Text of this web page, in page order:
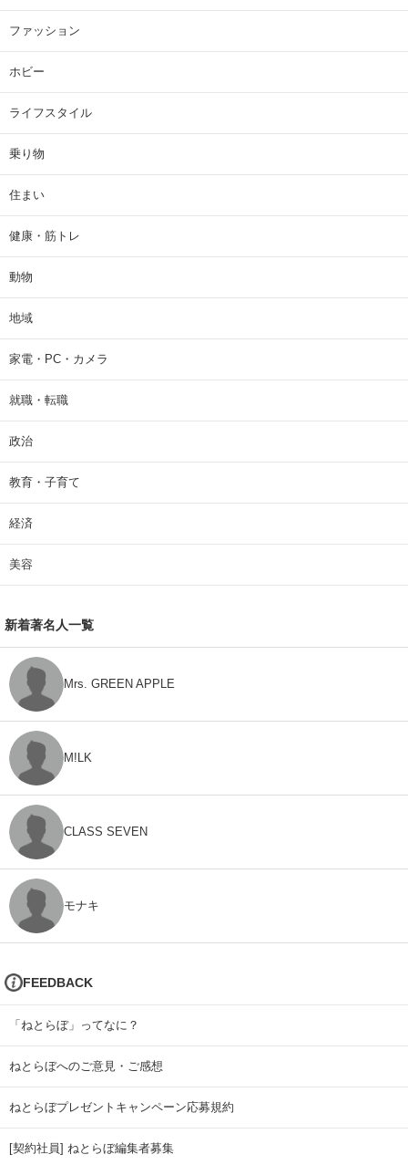
ファッション
ホビー
ライフスタイル
乗り物
住まい
健康・筋トレ
動物
地域
家電・PC・カメラ
就職・転職
政治
教育・子育て
経済
美容
新着著名人一覧
Mrs. GREEN APPLE
M!LK
CLASS SEVEN
モナキ
FEEDBACK
「ねとらぼ」ってなに？
ねとらぼへのご意見・ご感想
ねとらぼプレゼントキャンペーン応募規約
[契約社員] ねとらぼ編集者募集